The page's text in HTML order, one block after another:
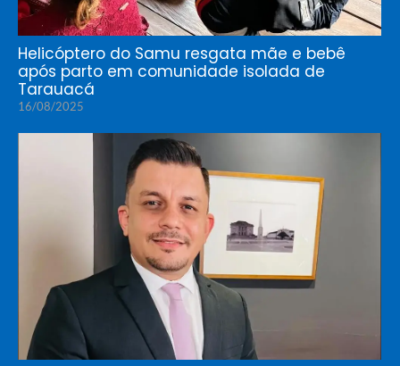
Helicóptero do Samu resgata mãe e bebê
após parto em comunidade isolada de
Tarauacá
16/08/2025